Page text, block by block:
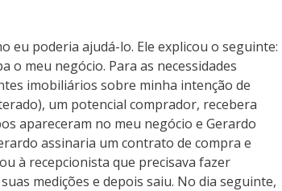
eu poderia ajudá-lo. Ele explicou o seguinte:
meu negócio. Para as necessidades
imobiliários sobre minha intenção de
um potencial comprador, recebera
apareceram no meu negócio e Gerardo
assinaria um contrato de compra e
à recepcionista que precisava fazer
medições e depois saiu. No dia seguinte,